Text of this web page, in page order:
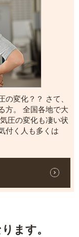
変化？？ さて、
方。 全国各地で大
圧の変化も凄い状
付く人も多くは
ます。